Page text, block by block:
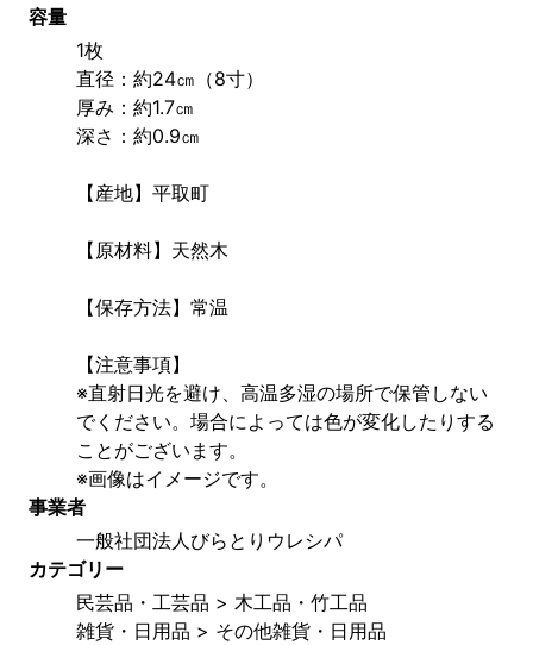
容量
1枚
直径：約24㎝（8寸）
厚み：約1.7㎝
深さ：約0.9㎝
【産地】平取町
【原材料】天然木
【保存方法】常温
【注意事項】
※直射日光を避け、高温多湿の場所で保管しない
でください。場合によっては色が変化したりする
ことがございます。
※画像はイメージです。
事業者
一般社団法人びらとりウレシパ
カテゴリー
民芸品・工芸品 > 木工品・竹工品
雑貨・日用品 > その他雑貨・日用品